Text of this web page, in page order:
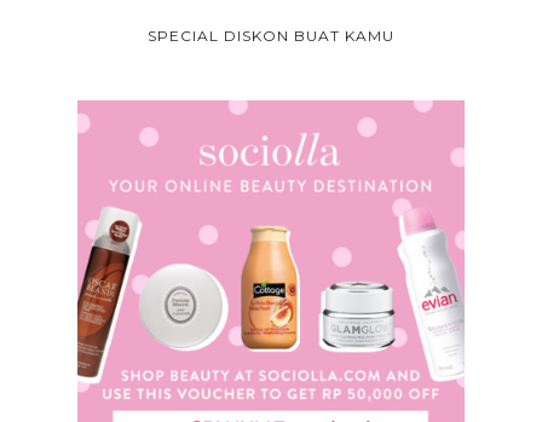
SPECIAL DISKON BUAT KAMU